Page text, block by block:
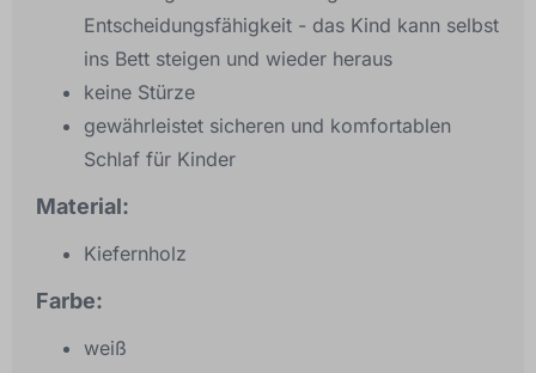
Entscheidungsfähigkeit - das Kind kann selbst
ins Bett steigen und wieder heraus
keine Stürze
gewährleistet sicheren und komfortablen
Schlaf für Kinder
Material:
Kiefernholz
Farbe:
weiß